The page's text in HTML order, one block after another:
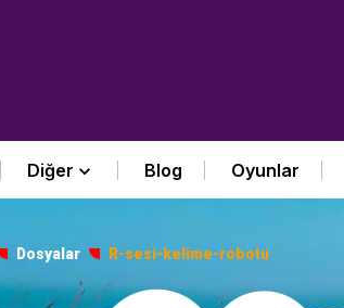
Diğer Blog Oyunlar
Dosyalar R-sesi-kelime-robotu